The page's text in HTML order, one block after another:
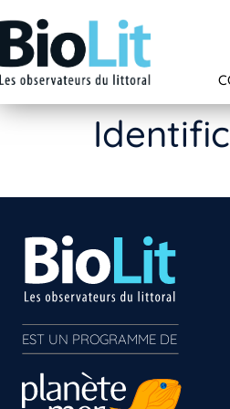
EST UN PROGRAMME DE